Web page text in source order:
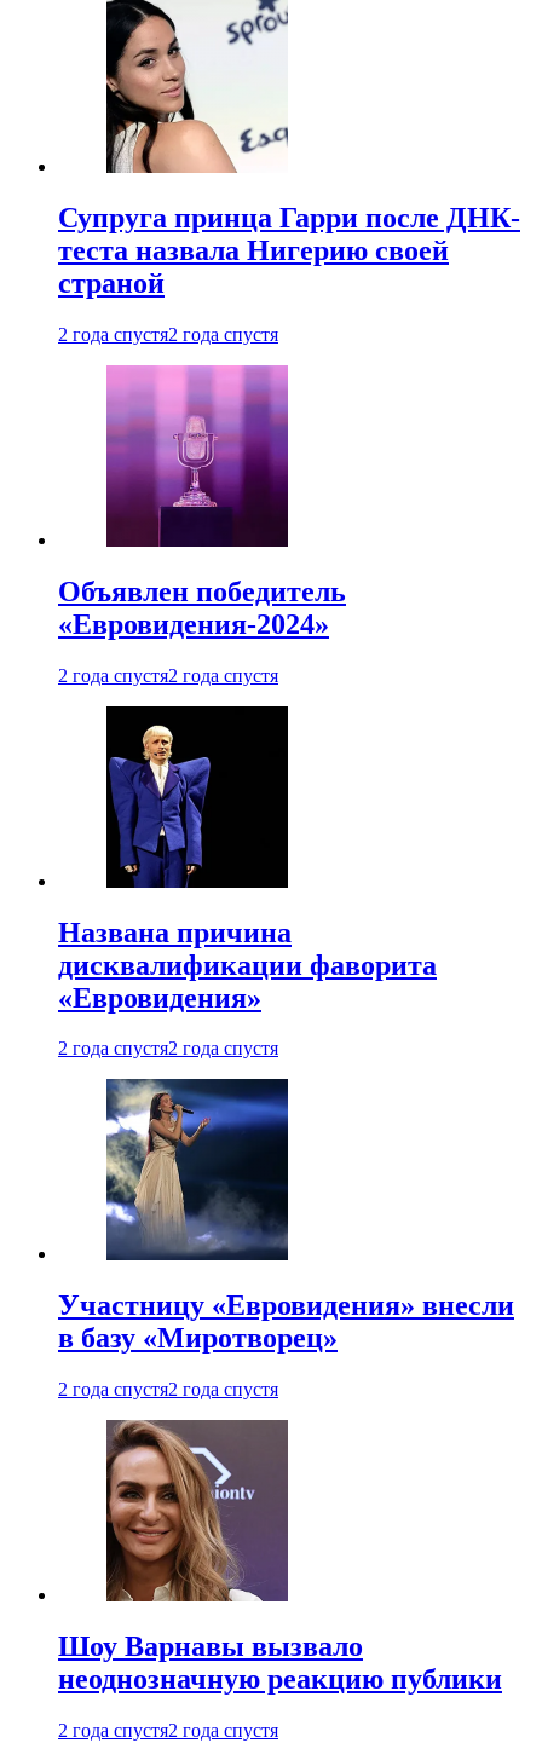
Супруга принца Гарри после ДНК-
теста назвала Нигерию своей
страной
2 года спустя2 года спустя
Объявлен победитель
«Евровидения-2024»
2 года спустя2 года спустя
Названа причина
дисквалификации фаворита
«Евровидения»
2 года спустя2 года спустя
Участницу «Евровидения» внесли
в базу «Миротворец»
2 года спустя2 года спустя
Шоу Варнавы вызвало
неоднозначную реакцию публики
2 года спустя2 года спустя